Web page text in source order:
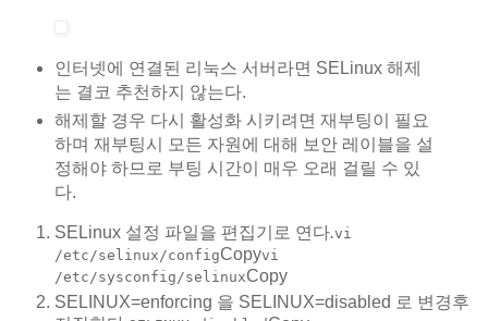
인터넷에 연결된 리눅스 서버라면 SELinux 해제
는 결코 추천하지 않는다.
해제할 경우 다시 활성화 시키려면 재부팅이 필요
하며 재부팅시 모든 자원에 대해 보안 레이블을 설
정해야 하므로 부팅 시간이 매우 오래 걸릴 수 있
다.
SELinux 설정 파일을 편집기로 연다.vi
/etc/selinux/configCopyvi
/etc/sysconfig/selinuxCopy
SELINUX=enforcing 을 SELINUX=disabled 로 변경후